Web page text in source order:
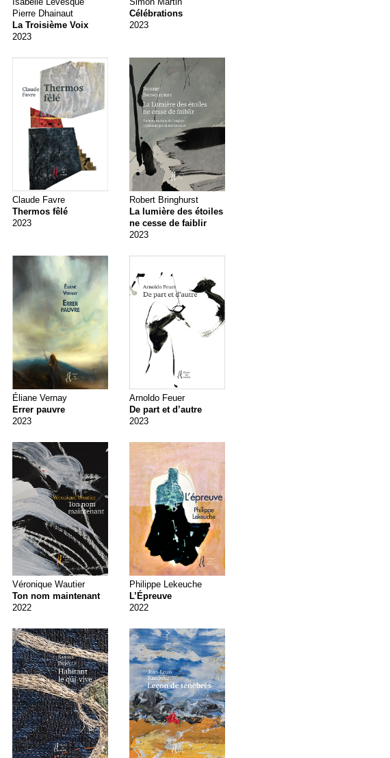
Pierre Dhainaut
La Troisième Voix
2023
Célébrations
2023
Claude Favre
Thermos fêlé
2023
Robert Bringhurst
La lumière des étoiles
ne cesse de faiblir
2023
Éliane Vernay
Errer pauvre
2023
Arnoldo Feuer
De part et d’autre
2023
Véronique Wautier
Ton nom maintenant
2022
Philippe Lekeuche
L’Épreuve
2022